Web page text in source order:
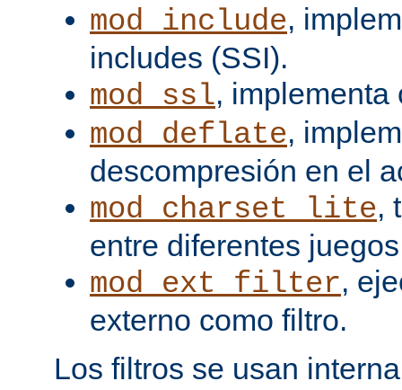
mod_include,
includes (SSI).
mod_ssl, implementa
mod_deflate,
descompresión en el
mod_charset_lite,
entre diferentes
mod_ext_filter,
externo como filtro.
Los filtros se usan